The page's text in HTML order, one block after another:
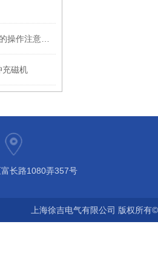
充磁机
富长路1080弄357号
上海徐吉电气有限公司 版权所